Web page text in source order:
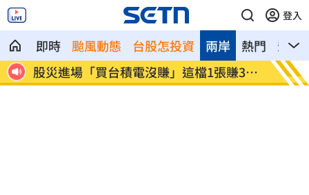
登入
即時 颱風動態 台股怎投資 熱門 影音
兩岸
代 股災進場「買台積電沒賺」這檔1張賺300
萬
方恩